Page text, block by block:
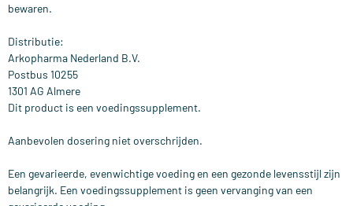
bewaren.
Distributie:
Arkopharma Nederland B.V.
Postbus 10255
1301 AG Almere
Dit product is een voedingssupplement.
Aanbevolen dosering niet overschrijden.
Een gevarieerde, evenwichtige voeding en een gezonde levensstijl zijn
belangrijk. Een voedingssupplement is geen vervanging van een